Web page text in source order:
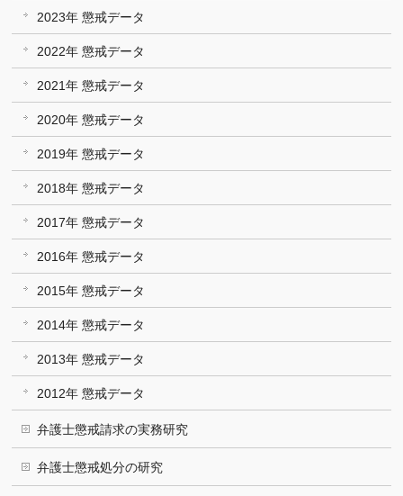
2023年 懲戒データ
2022年 懲戒データ
2021年 懲戒データ
2020年 懲戒データ
2019年 懲戒データ
2018年 懲戒データ
2017年 懲戒データ
2016年 懲戒データ
2015年 懲戒データ
2014年 懲戒データ
2013年 懲戒データ
2012年 懲戒データ
弁護士懲戒請求の実務研究
弁護士懲戒処分の研究